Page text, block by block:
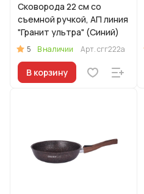
Сковорода 22 см со
съемной ручкой, АП линия
"Гранит ультра" (Синий)
5 В наличии Арт.сгг222а
В корзину